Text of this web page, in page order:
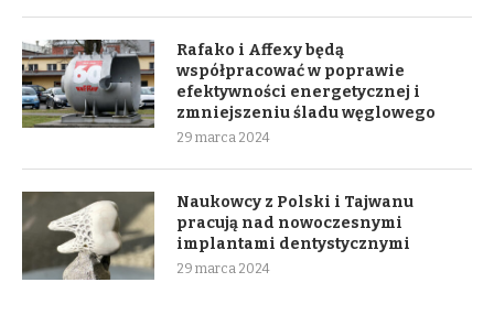
Rafako i Affexy będą
współpracować w poprawie
efektywności energetycznej i
zmniejszeniu śladu węglowego
29 marca 2024
Naukowcy z Polski i Tajwanu
pracują nad nowoczesnymi
implantami dentystycznymi
29 marca 2024